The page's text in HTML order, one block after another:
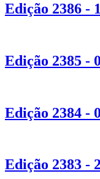
Edição 2386 -
Edição 2385 -
Edição 2384 -
Edição 2383 -